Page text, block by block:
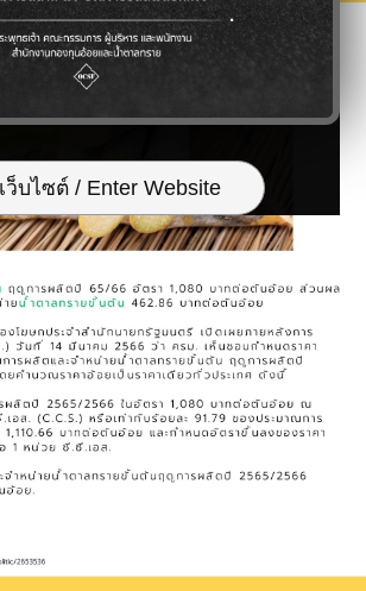
ว็บไซต์ / Enter Website